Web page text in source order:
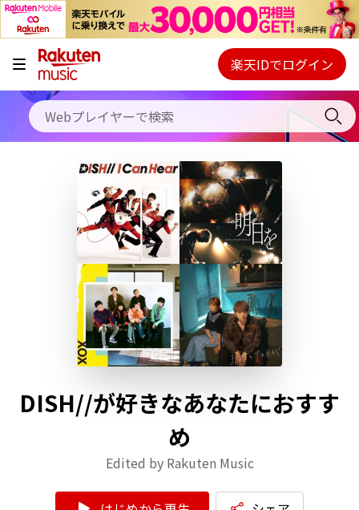
キャンペーン
料金プラン
使い方
初回30日間無料お試し
Webプレイヤー
ご契約内容の確認・変更
楽天IDでログイン
DISH//が好きなあなたにおすす
め
Edited by Rakuten Music